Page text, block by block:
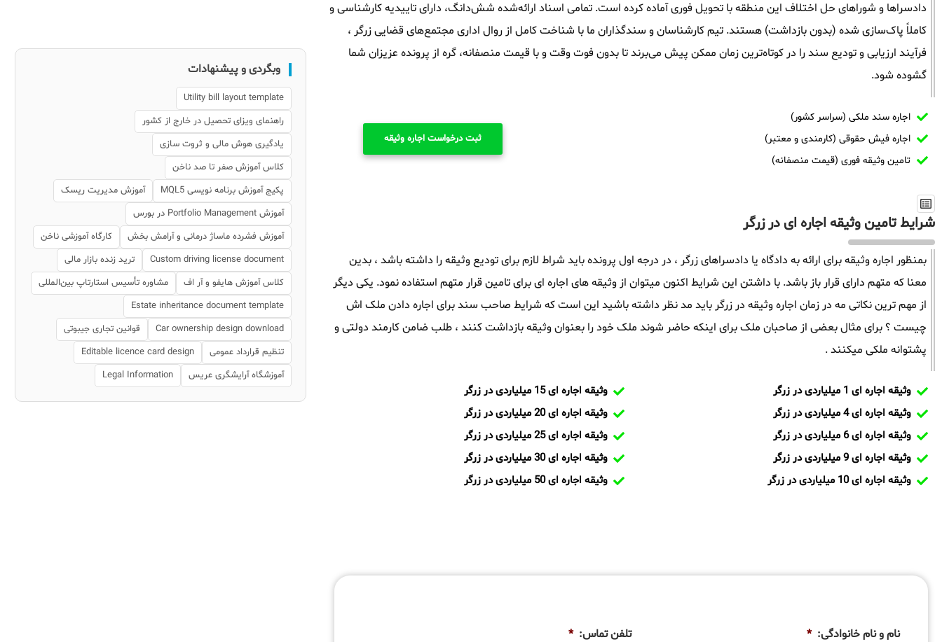
دادسراها و شوراهای حل اختلاف این منطقه با تحویل فوری آماده کرده است. تمامی اسناد ارائه‌شده شش‌دانگ، دارای تاییدیه کارشناسی و
کاملاً پاک‌سازی شده (بدون بازداشت) هستند. تیم کارشناسان و سندگذاران ما با شناخت کامل از روال اداری مجتمع‌های قضایی زرگر ،
فرآیند ارزیابی و تودیع سند را در کوتاه‌ترین زمان ممکن پیش می‌برند تا بدون فوت وقت و با قیمت منصفانه، گره از پرونده عزیزان شما
گشوده شود.
اجاره سند ملکی (سراسر کشور)
اجاره فیش حقوقی (کارمندی و معتبر)
تامین وثیقه فوری (قیمت منصفانه)
ثبت درخواست اجاره وثیقه
شرایط تامین وثیقه اجاره ای در زرگر
بمنظور اجاره وثیقه برای ارائه به دادگاه یا دادسراهای زرگر ، در درجه اول پرونده باید شراط لازم برای تودیع وثیقه را داشته باشد ، بدین
معنا که متهم دارای قرار باز باشد. با داشتن این شرایط اکنون میتوان از وثیقه های اجاره ای برای تامین قرار متهم استفاده نمود. یکی دیگر
از مهم ترین نکاتی مه در زمان اجاره وثیقه در زرگر باید مد نظر داشته باشید این است که شرایط صاحب سند برای اجاره دادن ملک اش
چیست ؟ برای مثال بعضی از صاحبان ملک برای اینکه حاضر شوند ملک خود را بعنوان وثیقه بازداشت کنند ، طلب ضامن کارمند دولتی و
پشتوانه ملکی میکنند .
وثیقه اجاره ای 1 میلیاردی در زرگر
وثیقه اجاره ای 4 میلیاردی در زرگر
وثیقه اجاره ای 6 میلیاردی در زرگر
وثیقه اجاره ای 9 میلیاردی در زرگر
وثیقه اجاره ای 10 میلیاردی در زرگر
وثیقه اجاره ای 15 میلیاردی در زرگر
وثیقه اجاره ای 20 میلیاردی در زرگر
وثیقه اجاره ای 25 میلیاردی در زرگر
وثیقه اجاره ای 30 میلیاردی در زرگر
وثیقه اجاره ای 50 میلیاردی در زرگر
نام و نام خانوادگی: * تلفن تماس: *
وبگردی و پیشنهادات
Utility bill layout template
راهنمای ویزای تحصیل در خارج از کشور
یادگیری هوش مالی و ثروت سازی
کلاس آموزش صفر تا صد ناخن
پکیج آموزش برنامه نویسی MQL5
آموزش مدیریت ریسک
آموزش Portfolio Management در بورس
آموزش فشرده ماساژ درمانی و آرامش بخش
کارگاه آموزشی ناخن
Custom driving license document
ترید زنده بازار مالی
کلاس آموزش هایفو و آر اف
مشاوره تأسیس استارتاپ بین‌المللی
Estate inheritance document template
Car ownership design download
قوانین تجاری جیبوتی
تنظیم قرارداد عمومی
Editable licence card design
آموزشگاه آرایشگری عریس
Legal Information